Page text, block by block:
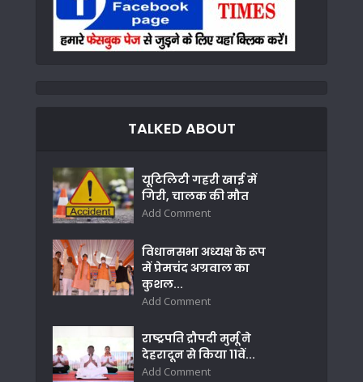
TALKED ABOUT
यूटिलिटी गहरी खाई में
गिरी, चालक की मौत
Add Comment
विधानसभा अध्यक्ष के रूप
में प्रेमचंद अग्रवाल का
कुशल...
Add Comment
राष्ट्रपति द्रौपदी मुर्मू ने
देहरादून से किया 11वें...
Add Comment